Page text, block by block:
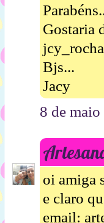
Gostaria
Bjs...
Jacy
8 de
oi amiga
e claro
email: